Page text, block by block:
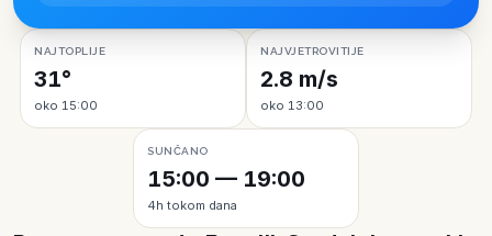
NAJTOPLIJE
31°
oko 15:00
NAJVJETROVITIJE
2.8 m/s
oko 13:00
SUNČANO
15:00 — 19:00
4h tokom dana